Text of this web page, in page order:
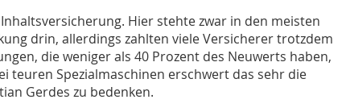
Hier stehte zwar in den meisten
drin, allerdings zahlten viele Versicherer trotzdem
die weniger als 40 Prozent des Neuwerts haben,
teuren Spezialmaschinen erschwert das sehr die
Gerdes zu bedenken.